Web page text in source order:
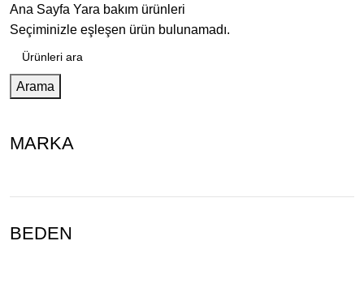
MARKA
BEDEN
Ana Sayfa Yara bakım ürünleri
Seçiminizle eşleşen ürün bulunamadı.
Arama